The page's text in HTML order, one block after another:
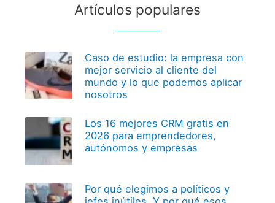
Artículos populares
Caso de estudio: la empresa con
mejor servicio al cliente del
mundo y lo que podemos aplicar
nosotros
Los 16 mejores CRM gratis en
2026 para emprendedores,
autónomos y empresas
Por qué elegimos a políticos y